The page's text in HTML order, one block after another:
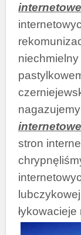
internetowe
internetowe
stron